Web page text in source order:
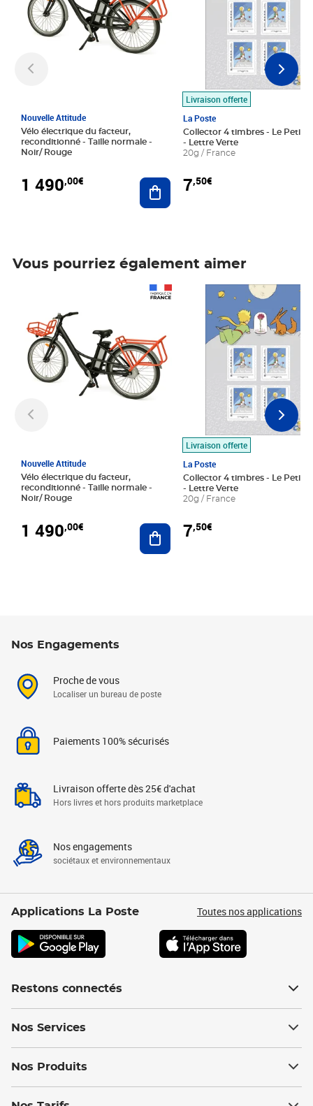
Nouvelle Attitude
Vélo électrique du facteur,
reconditionné - Taille normale -
Noir/ Rouge
1 490,00€ Ajouter au panier
Livraison offerte
La Poste
Collector 4 timbres - Le Petit
- Lettre Verte
20g / France
7,50€
Vous pourriez également aimer
Nouvelle Attitude
Vélo électrique du facteur,
reconditionné - Taille normale -
Noir/ Rouge
1 490,00€ Ajouter au panier
Livraison offerte
La Poste
Collector 4 timbres - Le Petit
- Lettre Verte
20g / France
7,50€
Prix 7,50€
Nos Engagements
Proche de vous
Localiser un bureau de poste
Paiements 100% sécurisés
Livraison offerte dès 25€ d'achat
Hors livres et hors produits marketplace
Nos engagements
sociétaux et environnementaux
Applications La Poste Toutes nos applications
Restons connectés
Nos Services
Nos Produits